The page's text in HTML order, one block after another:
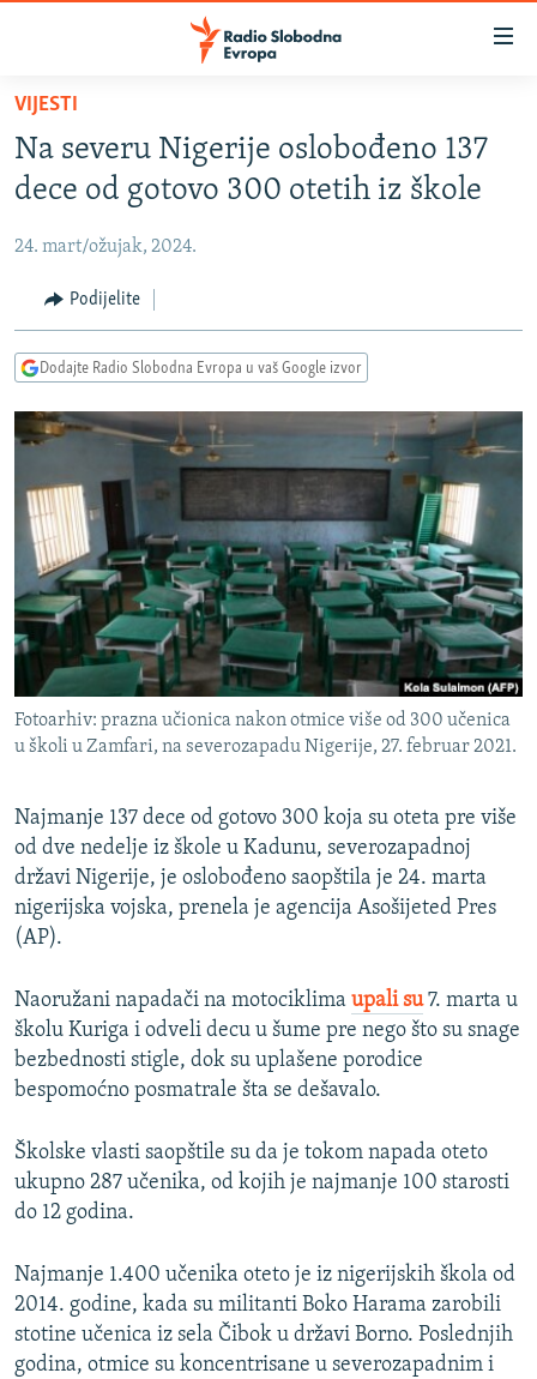
Pređite
glavni
sadržaj
na
navigaciju
Pređite
na
BOSNA I HERCEGOVINA
KOSOVO
CRNA GORA
VIDEO
FOTOGALERIJE
PODCASTI
RAT U UKRAJINI
KINA NA BALKANU
RSE PRIČE IZ SVIJETA
ISPRIČAJ MI
DNEVNO@RSE
SPECIJALI RSE
VIŠE OD NASLOVA
GENOCID U SREBRENICI
TV LIBERTY
POST SCRIPTUM
MOJA EVROPA
TRI DECENIJE OD RATA U BIH
SVE KARTE DEJTONA
NASTANAK I RASPAD JUGOSLAVIJE
PRATITE NAS
Sve RFE/RL stranice
VIJESTI
Na severu Nigerije oslobođeno 137
dece od gotovo 300 otetih iz škole
24. mart/ožujak, 2024.
Podijelite
Dodajte Radio Slobodna Evropa u vaš Google izvor
Fotoarhiv: prazna učionica nakon otmice više od 300 učenica
u školi u Zamfari, na severozapadu Nigerije, 27. februar 2021.
Najmanje 137 dece od gotovo 300 koja su oteta pre više
od dve nedelje iz škole u Kadunu, severozapadnoj
državi Nigerije, je oslobođeno saopštila je 24. marta
nigerijska vojska, prenela je agencija Asošijeted Pres
(AP).
Naoružani napadači na motociklima upali su7. marta u
školu Kuriga i odveli decu u šume pre nego što su snage
bezbednosti stigle, dok su uplašene porodice
bespomoćno posmatrale šta se dešavalo.
Školske vlasti saopštile su da je tokom napada oteto
ukupno 287 učenika, od kojih je najmanje 100 starosti
do 12 godina.
Najmanje 1.400 učenika oteto je iz nigerijskih škola od
2014. godine, kada su militanti Boko Harama zarobili
stotine učenica iz sela Čibok u državi Borno. Poslednjih
godina, otmice su koncentrisane u severozapadnim i